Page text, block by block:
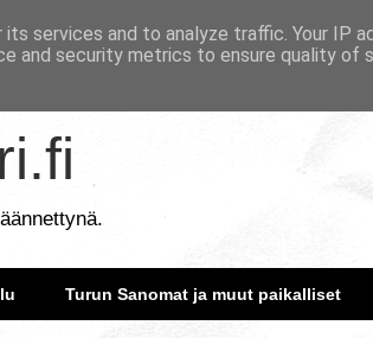
Turun Sanomat ja muut paikalliset
services and to analyze traffic. Your IP
and security metrics to ensure quality of